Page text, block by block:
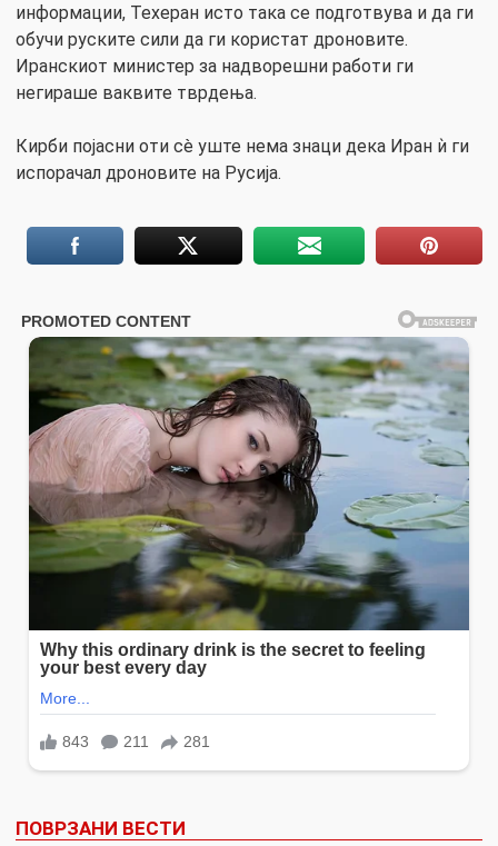
информации, Техеран исто така се подготвува и да ги
обучи руските сили да ги користат дроновите.
Иранскиот министер за надворешни работи ги
негираше ваквите тврдења.
Кирби појасни оти сè уште нема знаци дека Иран ѝ ги
испорачал дроновите на Русија.
ПОВРЗАНИ ВЕСТИ